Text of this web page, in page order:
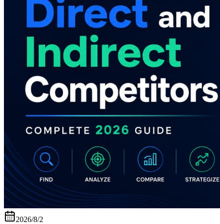
2026/8/2